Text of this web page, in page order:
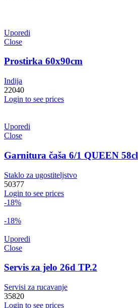
Uporedi
Close
Prostirka 60x90cm
Indija
22040
Login to see prices
Uporedi
Close
Garnitura čaša 6/1 QUEEN 58cl
Staklo za ugostiteljstvo
50377
Login to see prices
-18%
-18%
Uporedi
Close
Servis za jelo 26d TP.2
Servisi za rucavanje
35820
Login to see prices